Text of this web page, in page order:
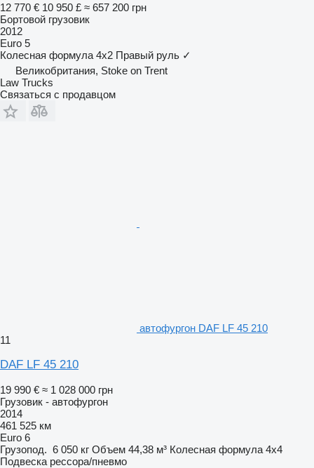
12 770 € 10 950 £ ≈ 657 200 грн
Бортовой грузовик
2012
Euro 5
Колесная формула 4x2 Правый руль ✓
Великобритания, Stoke on Trent
Law Trucks
Связаться с продавцом
автофургон DAF LF 45 210
11
DAF LF 45 210
19 990 € ≈ 1 028 000 грн
Грузовик - автофургон
2014
461 525 км
Euro 6
Грузопод. 6 050 кг Объем 44,38 м³ Колесная формула 4x4
Подвеска рессора/пневмо